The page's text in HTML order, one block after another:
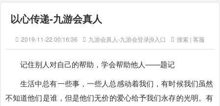
以心传递-九游会真人
2019-11-22 00:16:36 九游会真人-九游会登录j9入口 搜索 | 客服
记住别人对自己的帮助，学会帮助他人——题记
生活中总有一些事，一些人总感动着我们，有时候我们虽然
不知道他们是谁，但是他们无价的爱心给予我们永存的光明。有